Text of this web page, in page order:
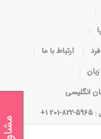
ارتباط با ما
انگلیسی